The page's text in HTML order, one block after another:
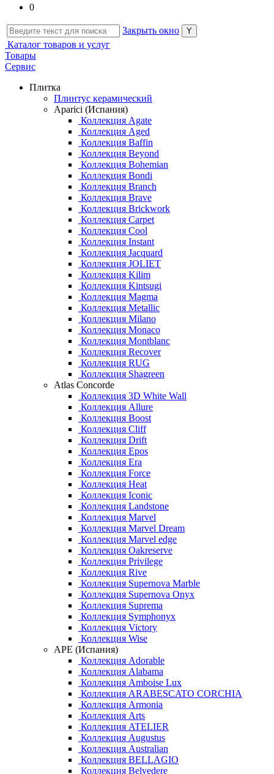
0
Закрыть окно
Каталог товаров и услуг
Товары
Сервис
Плитка
Плинтус керамический
Aparici (Испания)
Коллекция Agate
Коллекция Aged
Коллекция Baffin
Коллекция Beyond
Коллекция Bohemian
Коллекция Bondi
Коллекция Branch
Коллекция Brave
Коллекция Brickwork
Коллекция Carpet
Коллекция Cool
Коллекция Instant
Коллекция Jacquard
Коллекция JOLIET
Коллекция Kilim
Коллекция Kintsugi
Коллекция Magma
Коллекция Metallic
Коллекция Milano
Коллекция Monaco
Коллекция Montblanc
Коллекция Recover
Коллекция RUG
Коллекция Shagreen
Atlas Concorde
Коллекция 3D White Wall
Коллекция Allure
Коллекция Boost
Коллекция Cliff
Коллекция Drift
Коллекция Epos
Коллекция Era
Коллекция Force
Коллекция Heat
Коллекция Iconic
Коллекция Landstone
Коллекция Marvel
Коллекция Marvel Dream
Коллекция Marvel edge
Коллекция Oakreserve
Коллекция Privilege
Коллекция Rive
Коллекция Supernova Marble
Коллекция Supernova Onyx
Коллекция Suprema
Коллекция Symphonyx
Коллекция Victory
Коллекция Wise
APE (Испания)
Коллекция Adorable
Коллекция Alabama
Коллекция Amboise Lux
Коллекция ARABESCATO CORCHIA
Коллекция Armonia
Коллекция Arts
Коллекция ATELIER
Коллекция Augustus
Коллекция Australian
Коллекция BELLAGIO
Коллекция Belvedere